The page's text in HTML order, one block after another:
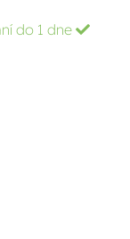
do 1 dne